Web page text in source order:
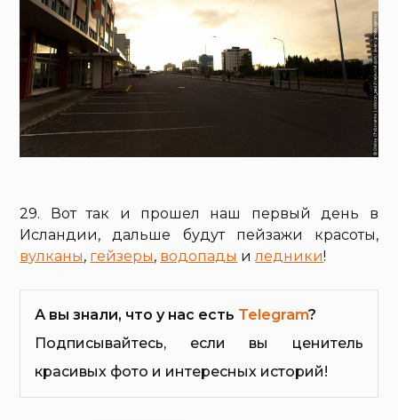
29. Вот так и прошел наш первый день в
Исландии, дальше будут пейзажи красоты,
вулканы, гейзеры, водопады иледники!
А вы знали, что у нас есть Telegram?
Подписывайтесь, если вы ценитель
красивых фото и интересных историй!